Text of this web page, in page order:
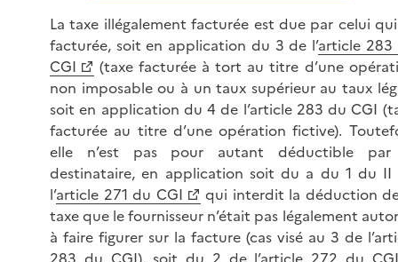
La taxe illégalement facturée est due par celui qui
facturée, soit en application du 3 de l’article 283
CGI
(taxe facturée à tort au titre d’une
non imposable ou à un taux supérieur au taux
soit en application du 4 de l’article 283 du CGI
facturée au titre d’une opération fictive).
elle n’est pas pour autant déductible
destinataire, en application soit du a du 1 du II
l’article 271 du CGI
qui interdit la déduction
taxe que le fournisseur n’était pas légalement
à faire figurer sur la facture (cas visé au 3 de